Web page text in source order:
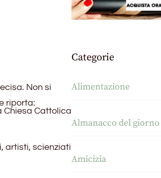
Non si
riporta:
Chiesa Cattolica
artisti, scienziati
Categorie
Alimentazione
Almanacco del giorno
Amicizia